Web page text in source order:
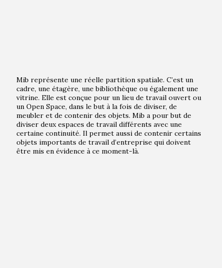
Mib représente une réelle partition spatiale. C’est un
cadre, une étagère, une bibliothèque ou également une
vitrine. Elle est conçue pour un lieu de travail ouvert ou
un Open Space, dans le but à la fois de diviser, de
meubler et de contenir des objets. Mib a pour but de
diviser deux espaces de travail différents avec une
certaine continuité. Il permet aussi de contenir certains
objets importants de travail d’entreprise qui doivent
être mis en évidence à ce moment-là.